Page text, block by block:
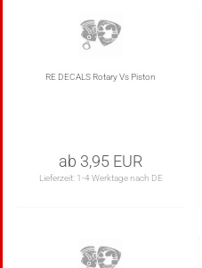
RE DECALS Rotary Vs Piston
ab 3,95 EUR
Lieferzeit: 1-4 Werktage nach DE